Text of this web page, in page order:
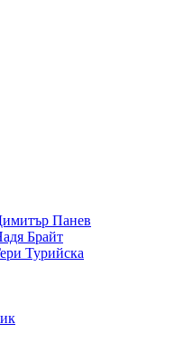
Панев
Брайт
Турийска